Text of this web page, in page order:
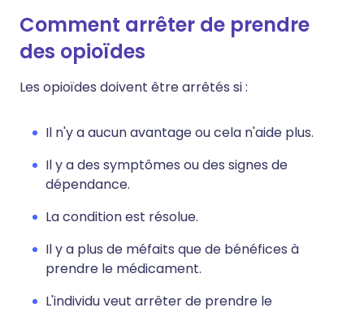
Comment arrêter de prendre
des opioïdes
Les opioïdes doivent être arrêtés si :
Il n'y a aucun avantage ou cela n'aide plus.
Il y a des symptômes ou des signes de
dépendance.
La condition est résolue.
Il y a plus de méfaits que de bénéfices à
prendre le médicament.
L'individu veut arrêter de prendre le